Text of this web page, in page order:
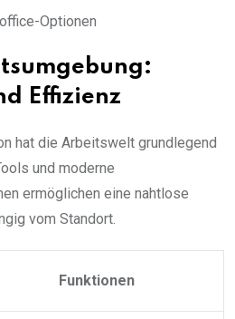
Optionen
Effizienz
hat die Arbeitswelt grundlegend
und moderne
ermöglichen eine nahtlose
vom Standort.
Funktionen